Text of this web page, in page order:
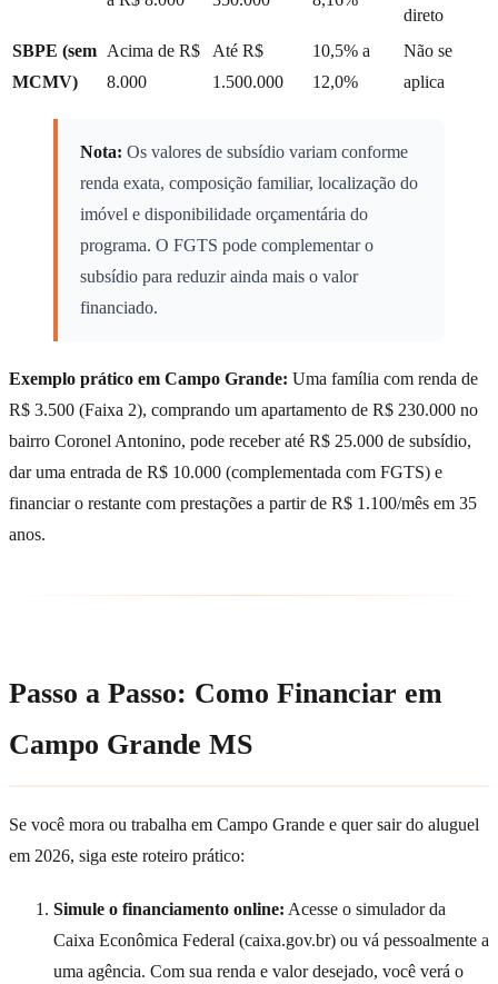
direto
SBPE (sem
MCMV)
Acima de R$
8.000
Até R$
1.500.000
10,5% a
12,0%
Não se
aplica
Nota: Os valores de subsídio variam conforme
renda exata, composição familiar, localização do
imóvel e disponibilidade orçamentária do
programa. O FGTS pode complementar o
subsídio para reduzir ainda mais o valor
financiado.
Exemplo prático em Campo Grande: Uma família com renda de
R$ 3.500 (Faixa 2), comprando um apartamento de R$ 230.000 no
bairro Coronel Antonino, pode receber até R$ 25.000 de subsídio,
dar uma entrada de R$ 10.000 (complementada com FGTS) e
financiar o restante com prestações a partir de R$ 1.100/mês em 35
anos.
Passo a Passo: Como Financiar em
Campo Grande MS
Se você mora ou trabalha em Campo Grande e quer sair do aluguel
em 2026, siga este roteiro prático:
Simule o financiamento online: Acesse o simulador da
Caixa Econômica Federal (caixa.gov.br) ou vá pessoalmente a
uma agência. Com sua renda e valor desejado, você verá o